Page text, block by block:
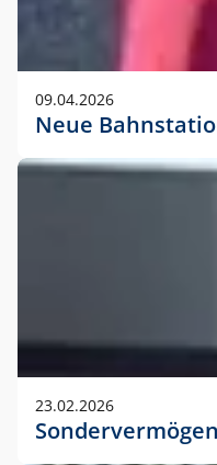
09.04.2026
Neue
23.02.2026